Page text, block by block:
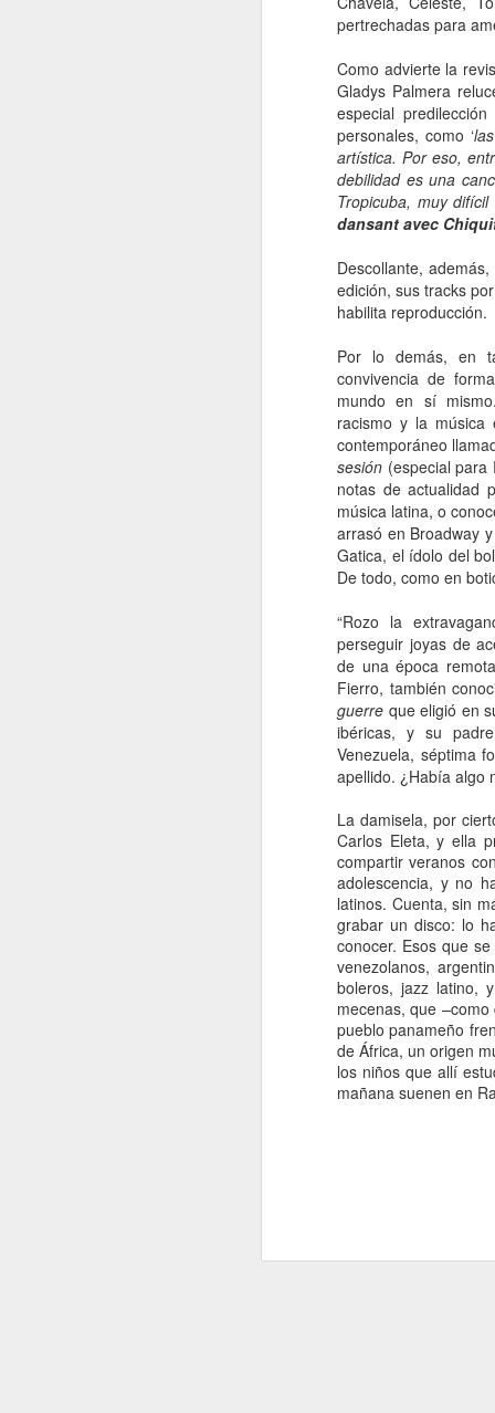
pertrechadas para
Como advierte la
Gladys Palmera
especial
personales, como ‘
artística. Por eso,
debilidad es una
Tropicuba, muy
dansant avec
Descollante,
edición, sus tracks
habilita reproducción.
Por lo demás, en
convivencia de
mundo en sí
racismo y la música
contemporáneo
sesión (especial para
notas de actualidad
música latina, o
arrasó en Broadway
Gatica, el ídolo del
De todo, como en
“Rozo la
perseguir joyas de
de una época
Fierro, también
guerre que eligió en
ibéricas, y su
Venezuela, séptima
apellido. ¿Había algo
La damisela, por
Carlos Eleta, y ella
compartir veranos
adolescencia, y no
latinos. Cuenta, sin
grabar un disco: lo
conocer. Esos que
venezolanos,
boleros, jazz latino,
mecenas, que
pueblo panameño
de África, un origen
los niños que allí
mañana suenen en
13